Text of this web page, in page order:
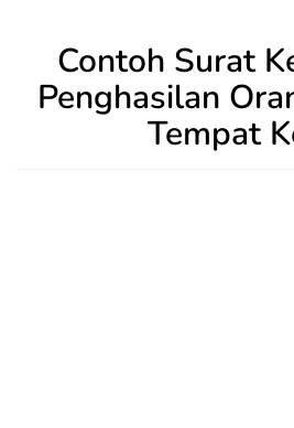
Contoh Surat
Penghasilan
Tempat